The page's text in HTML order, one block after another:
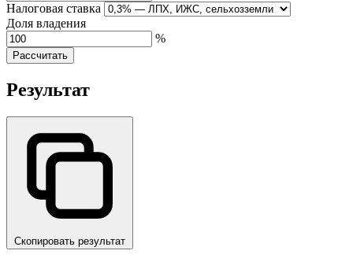
Налоговая ставка
Доля владения
%
Рассчитать
Результат
Скопировать результат